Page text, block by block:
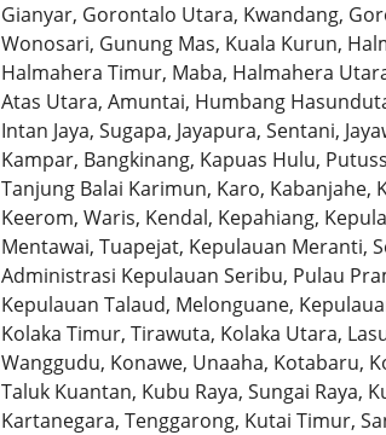
Gianyar, Gorontalo Utara, Kwandang,
Wonosari, Gunung Mas, Kuala Kurun,
Halmahera Timur, Maba, Halmahera
Atas Utara, Amuntai, Humbang
Intan Jaya, Sugapa, Jayapura, Sentani,
Kampar, Bangkinang, Kapuas Hulu,
Tanjung Balai Karimun, Karo, Kabanjahe,
Keerom, Waris, Kendal, Kepahiang,
Mentawai, Tuapejat, Kepulauan Meranti,
Administrasi Kepulauan Seribu, Pulau
Kepulauan Talaud, Melonguane,
Kolaka Timur, Tirawuta, Kolaka Utara,
Wanggudu, Konawe, Unaaha, Kotabaru,
Taluk Kuantan, Kubu Raya, Sungai Raya,
Kartanegara, Tenggarong, Kutai Timur,